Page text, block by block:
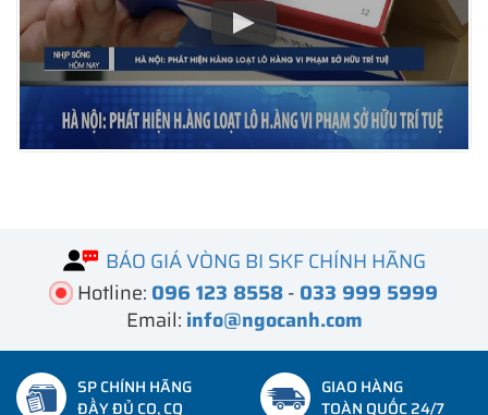
BÁO GIÁ VÒNG BI SKF CHÍNH HÃNG
Hotline: 096 123 8558- 033 999 5999
Email: info@ngocanh.com
SP CHÍNH HÃNG
ĐẦY ĐỦ CO, CQ
GIAO HÀNG
TOÀN QUỐC 24/7